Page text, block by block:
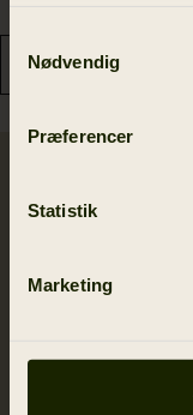
Samtykkevalg
Nødvendig
Præferencer
Statistik
Marketing